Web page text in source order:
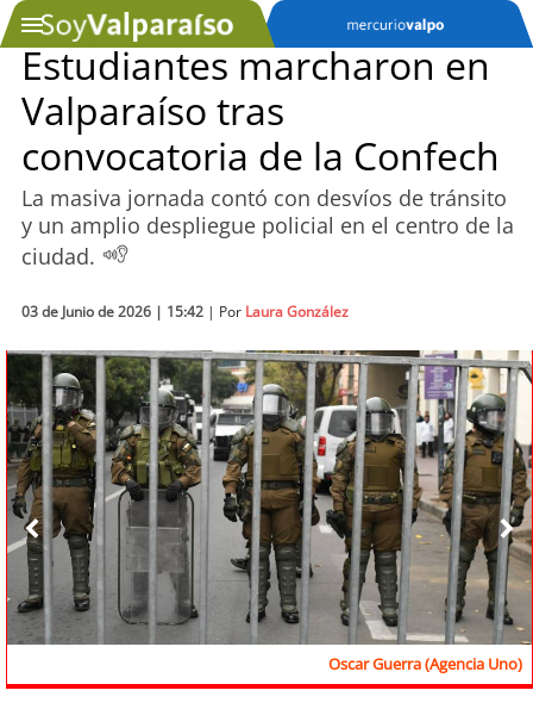
SOYTV
Podcast
Actualidad
Entretención
Economía
Deportes
Tecnología
Sostenibilidad
soychile
Estudiantes marcharon en
Valparaíso tras
convocatoria de la Confech
La masiva jornada contó con desvíos de tránsito
y un amplio despliegue policial en el centro de la
ciudad.
03 de Junio de 2026 | 15:42 | Por Laura González
Oscar Guerra (Agencia Uno)